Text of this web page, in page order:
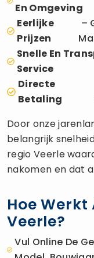
En Omgeving
Eerlijke
Prijzen
–
Snelle En
Service
Directe
Betaling
Door onze
belangrijk
regio Veerle
nakomen en dat
Hoe
Veerle?
Vul Online De